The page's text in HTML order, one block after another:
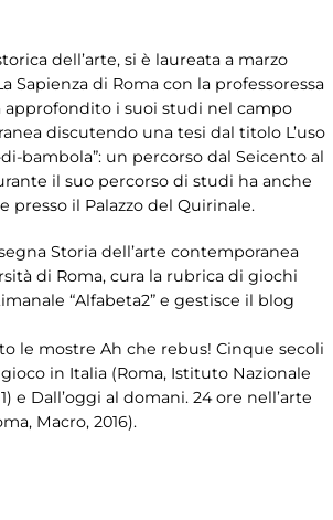
dell’arte, si è laureata a marzo
Sapienza di Roma con la professoressa
approfondito i suoi studi nel campo
discutendo una tesi dal titolo L’uso
bambola”: un percorso dal Seicento al
il suo percorso di studi ha anche
presso il Palazzo del Quirinale.
Storia dell’arte contemporanea
di Roma, cura la rubrica di giochi
“Alfabeta2” e gestisce il blog
le mostre Ah che rebus! Cinque secoli
in Italia (Roma, Istituto Nazionale
e Dall’oggi al domani. 24 ore nell’arte
Macro, 2016).